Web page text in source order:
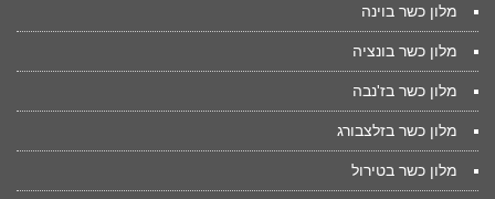
מלון כשר בוינה
מלון כשר בונציה
מלון כשר בז'נבה
מלון כשר בזלצבורג
מלון כשר בטירול